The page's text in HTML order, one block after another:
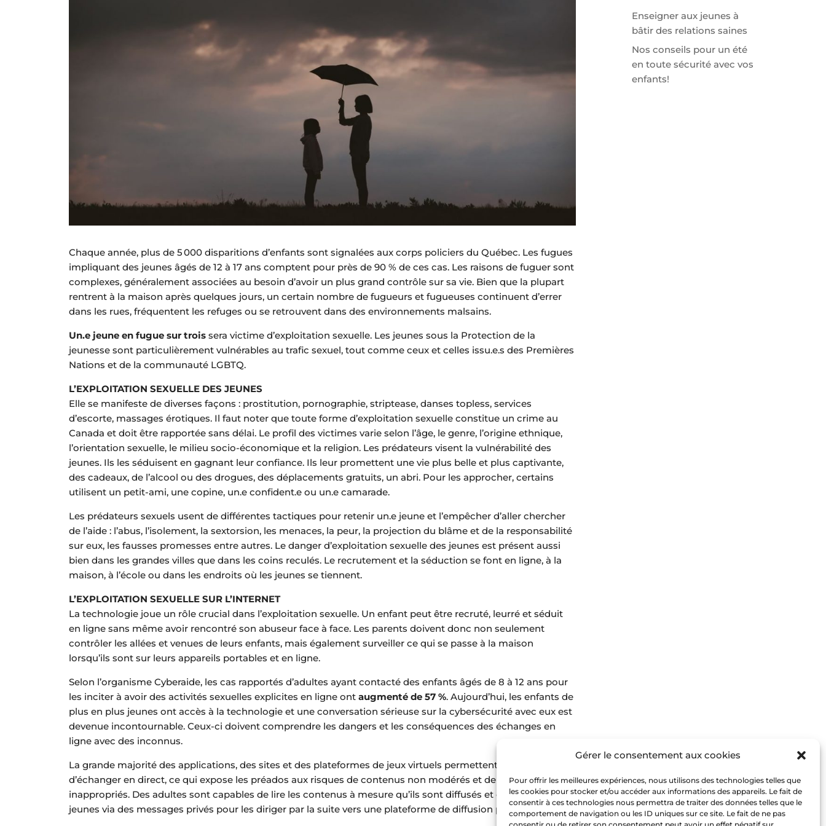
Gérer le consentement aux cookies
Pour offrir les meilleures expériences, nous utilisons des technologies telles que
les cookies pour stocker et/ou accéder aux informations des appareils. Le fait de
consentir à ces technologies nous permettra de traiter des données telles que le
comportement de navigation ou les ID uniques sur ce site. Le fait de ne pas
Chaque année, plus de 5 000 disparitions d’enfants sont signalées aux corps policiers du Québec. Les fugues
impliquant des jeunes âgés de 12 à 17 ans comptent pour près de 90 % de ces cas. Les raisons de fuguer sont
complexes, généralement associées au besoin d’avoir un plus grand contrôle sur sa vie. Bien que la plupart
rentrent à la maison après quelques jours, un certain nombre de fugueurs et fugueuses continuent d’errer
dans les rues, fréquentent les refuges ou se retrouvent dans des environnements malsains.
Un.e jeune en fugue sur trois sera victime d’exploitation sexuelle. Les jeunes sous la Protection de la
jeunesse sont particulièrement vulnérables au trafic sexuel, tout comme ceux et celles issu.e.s des Premières
Nations et de la communauté LGBTQ.
L’EXPLOITATION SEXUELLE DES JEUNES
Elle se manifeste de diverses façons : prostitution, pornographie, striptease, danses topless, services
d’escorte, massages érotiques. Il faut noter que toute forme d’exploitation sexuelle constitue un crime au
Canada et doit être rapportée sans délai. Le profil des victimes varie selon l’âge, le genre, l’origine ethnique,
l’orientation sexuelle, le milieu socio-économique et la religion. Les prédateurs visent la vulnérabilité des
jeunes. Ils les séduisent en gagnant leur confiance. Ils leur promettent une vie plus belle et plus captivante,
des cadeaux, de l’alcool ou des drogues, des déplacements gratuits, un abri. Pour les approcher, certains
utilisent un petit-ami, une copine, un.e confident.e ou un.e camarade.
Les prédateurs sexuels usent de différentes tactiques pour retenir un.e jeune et l’empêcher d’aller chercher
de l’aide : l’abus, l’isolement, la sextorsion, les menaces, la peur, la projection du blâme et de la responsabilité
sur eux, les fausses promesses entre autres. Le danger d’exploitation sexuelle des jeunes est présent aussi
bien dans les grandes villes que dans les coins reculés. Le recrutement et la séduction se font en ligne, à la
maison, à l’école ou dans les endroits où les jeunes se tiennent.
L’EXPLOITATION SEXUELLE SUR L’INTERNET
La technologie joue un rôle crucial dans l’exploitation sexuelle. Un enfant peut être recruté, leurré et séduit
en ligne sans même avoir rencontré son abuseur face à face. Les parents doivent donc non seulement
contrôler les allées et venues de leurs enfants, mais également surveiller ce qui se passe à la maison
lorsqu’ils sont sur leurs appareils portables et en ligne.
Selon l’organisme Cyberaide, les cas rapportés d’adultes ayant contacté des enfants âgés de 8 à 12 ans pour
les inciter à avoir des activités sexuelles explicites en ligne ont augmenté de 57 %. Aujourd’hui, les enfants de
plus en plus jeunes ont accès à la technologie et une conversation sérieuse sur la cybersécurité avec eux est
devenue incontournable. Ceux-ci doivent comprendre les dangers et les conséquences des échanges en
ligne avec des inconnus.
La grande majorité des applications, des sites et des plateformes de jeux virtuels permettent aujourd’hui
d’échanger en direct, ce qui expose les préados aux risques de contenus non modérés et de clavardages
inappropriés. Des adultes sont capables de lire les contenus à mesure qu’ils sont diffusés et de contacter ces
jeunes via des messages privés pour les diriger par la suite vers une plateforme de diffusion privée.
Enseigner aux jeunes à
bâtir des relations saines
Nos conseils pour un été
en toute sécurité avec vos
enfants!